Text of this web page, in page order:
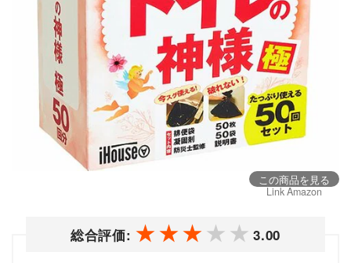
この商品を見る
Link Amazon
総合評価: 3.00